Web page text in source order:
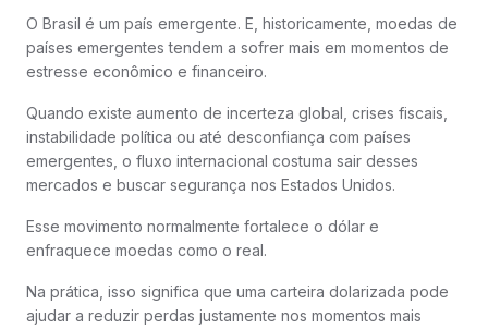
O Brasil é um país emergente. E, historicamente, moedas de
países emergentes tendem a sofrer mais em momentos de
estresse econômico e financeiro.
Quando existe aumento de incerteza global, crises fiscais,
instabilidade política ou até desconfiança com países
emergentes, o fluxo internacional costuma sair desses
mercados e buscar segurança nos Estados Unidos.
Esse movimento normalmente fortalece o dólar e
enfraquece moedas como o real.
Na prática, isso significa que uma carteira dolarizada pode
ajudar a reduzir perdas justamente nos momentos mais